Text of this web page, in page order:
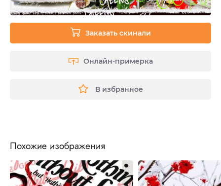
Заказать скинали
Онлайн-примерка
В избранное
Похожие изображения